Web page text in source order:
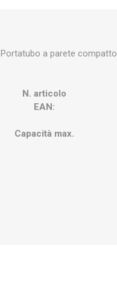
Portatubo a parete
N. articolo
EAN:
Capacità max.